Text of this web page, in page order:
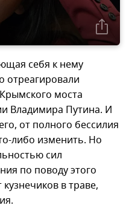
себя к нему
отреагировали
моста
Владимира Путина. И
от полного бессилия
либо изменить. Но
сил
по поводу этого
в траве,